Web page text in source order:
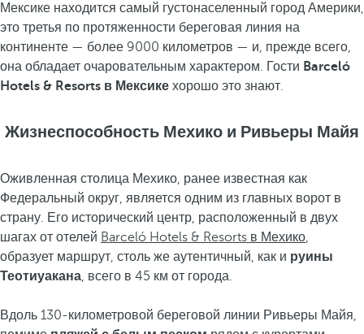
Мексике находится самый густонаселенный город Америки,
это третья по протяженности береговая линия на
континенте — более 9000 километров — и, прежде всего,
она обладает очаровательным характером. Гости Barceló
Hotels & Resorts в Мексике хорошо это знают.
Жизнеспособность Мехико и Ривьеры Майя
Оживленная столица Мехико, ранее известная как
Федеральный округ, является одним из главных ворот в
страну. Его исторический центр, расположенный в двух
шагах от отелей Barceló Hotels & Resorts в Мехико,
образует маршрут, столь же аутентичный, как и руины
Теотиуакана, всего в 45 км от города.
Вдоль 130-километровой береговой линии Ривьеры Майя,